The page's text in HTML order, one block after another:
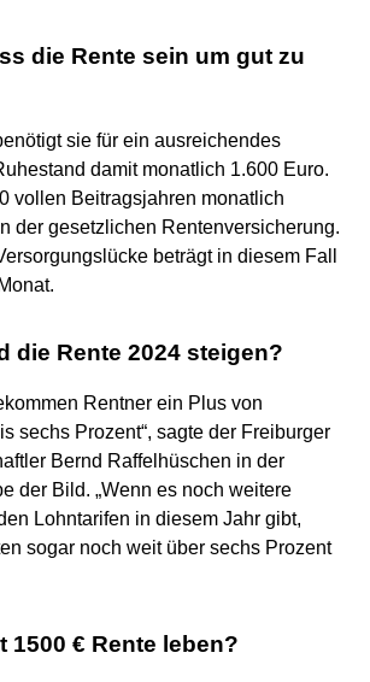
die Rente sein um gut zu
sie für ein ausreichendes
damit monatlich 1.600 Euro.
vollen Beitragsjahren monatlich
der gesetzlichen Rentenversicherung.
beträgt in diesem Fall
die Rente 2024 steigen?
Rentner ein Plus von
sechs Prozent“, sagte der Freiburger
Bernd Raffelhüschen in der
der Bild. „Wenn es noch weitere
Lohntarifen in diesem Jahr gibt,
sogar noch weit über sechs Prozent
1500 € Rente leben?